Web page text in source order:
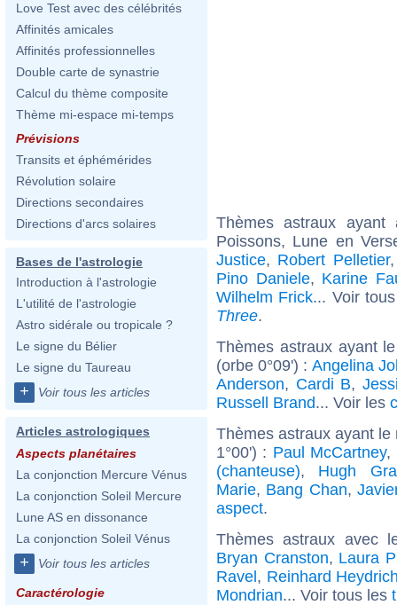
Love Test avec des célébrités
Affinités amicales
Affinités professionnelles
Double carte de synastrie
Calcul du thème composite
Thème mi-espace mi-temps
Prévisions
Transits et éphémérides
Révolution solaire
Directions secondaires
Directions d'arcs solaires
Bases de l'astrologie
Introduction à l'astrologie
L'utilité de l'astrologie
Astro sidérale ou tropicale ?
Le signe du Bélier
Le signe du Taureau
+ Voir tous les articles
Articles astrologiques
Aspects planétaires
La conjonction Mercure Vénus
La conjonction Soleil Mercure
Lune AS en dissonance
La conjonction Soleil Vénus
+ Voir tous les articles
Caractérologie
Thèmes astraux
Poissons, Lune en
Justice, Robert Pelletier
Pino Daniele, Karine
Wilhelm Frick... Voir
Three.
Thèmes astraux ayant
(orbe 0°09') : Angelina
Anderson, Cardi B,
Russell Brand... Voir les
Thèmes astraux ayant
1°00') : Paul McCartney,
(chanteuse), Hugh
Marie, Bang Chan,
aspect.
Thèmes astraux avec
Bryan Cranston, Laura
Ravel, Reinhard
Mondrian... Voir tous les